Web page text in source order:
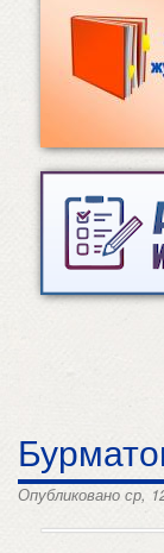
Опубликовано ср,